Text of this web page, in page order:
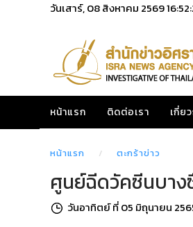
วันเสาร์, 08 สิงหาคม 2569
หน้าแรก ติดต่อเรา เกี่ย
หน้าแรก ตะกร้าข่าว
ศูนย์ฉีดวัคซีนบาง
วันอาทิตย์ ที่ 05 มิถุนายน